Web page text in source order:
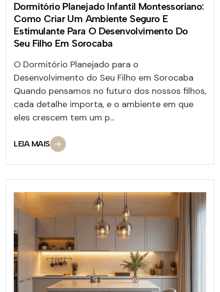
Dormitório Planejado Infantil Montessoriano:
Como Criar Um Ambiente Seguro E
Estimulante Para O Desenvolvimento Do
Seu Filho Em Sorocaba
O Dormitório Planejado para o
Desenvolvimento do Seu Filho em Sorocaba
Quando pensamos no futuro dos nossos filhos,
cada detalhe importa, e o ambiente em que
eles crescem tem um p...
LEIA MAIS